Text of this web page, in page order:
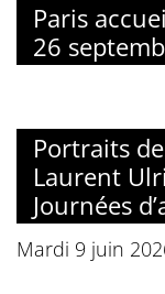
Paris
26
Portraits
Laurent
Journées
Mardi 9 juin